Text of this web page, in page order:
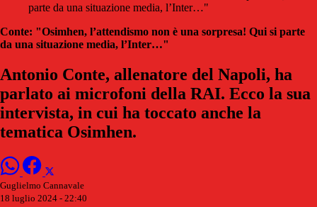
parte da una situazione media, l’Inter…"
Conte: "Osimhen, l’attendismo non è una sorpresa! Qui si parte
da una situazione media, l’Inter…"
Antonio Conte, allenatore del Napoli, ha
parlato ai microfoni della RAI. Ecco la sua
intervista, in cui ha toccato anche la
tematica Osimhen.
Guglielmo Cannavale
18 luglio 2024 - 22:40